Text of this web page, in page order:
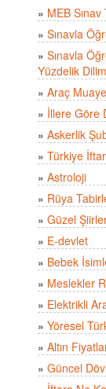
» MEB
» Sınavla
» Sınavla
Yüzdelik
» Araç
» İllere Göre
» Askerlik
» Türkiye
» Astroloji
» Rüya
» Güzel
» E-devlet
» Bebek
» Meslekler
» Elektrikli
» Yöresel
» Altın
» Güncel